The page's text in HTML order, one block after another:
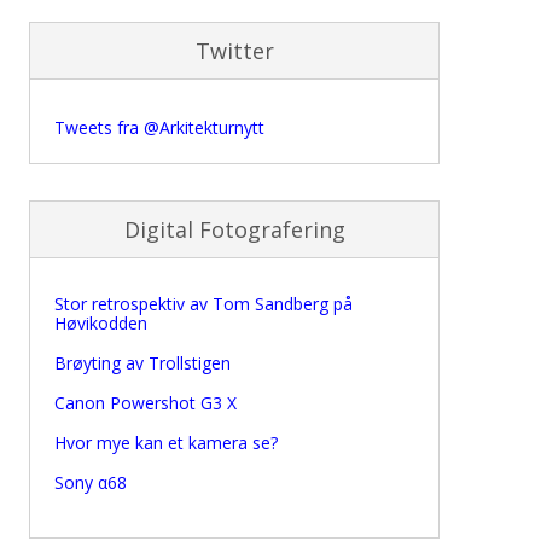
Twitter
Tweets fra @Arkitekturnytt
Digital Fotografering
Stor retrospektiv av Tom Sandberg på
Høvikodden
Brøyting av Trollstigen
Canon Powershot G3 X
Hvor mye kan et kamera se?
Sony α68